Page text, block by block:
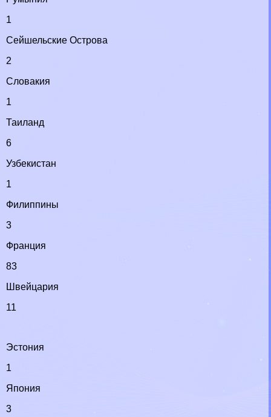
1
Сейшельские Острова
2
Словакия
1
Таиланд
6
Узбекистан
1
Филиппины
3
Франция
83
Швейцария
11
Эстония
1
Япония
3